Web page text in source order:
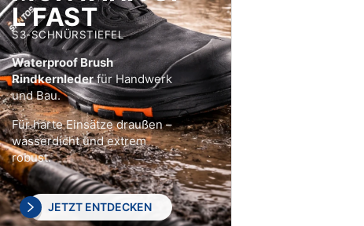
L FAST
S3-SCHNÜRSTIEFEL
Waterproof Brush
Rindkernlederfür Handwerk
und Bau.
Für harte Einsätze draußen –
wasserdicht und extrem
robust.
JETZT ENTDECKEN